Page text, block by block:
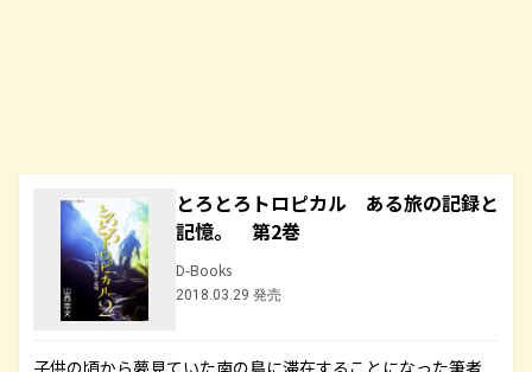
とろとろトロピカル ある旅の記録と
記憶。 第2巻
D-Books
2018.03.29 発売
子供の頃から夢見ていた南の島に滞在することになった筆者